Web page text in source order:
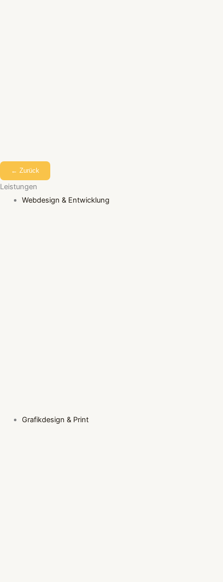
← Zurück
Leistungen
Webdesign & Entwicklung
Grafikdesign & Print